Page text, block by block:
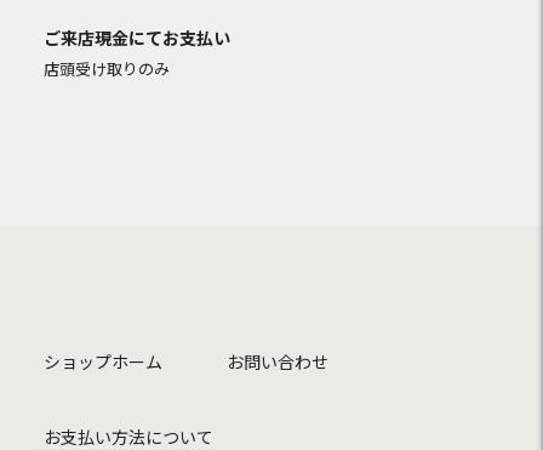
ご来店現金にてお支払い
店頭受け取りのみ
ショップホーム お問い合わせ
お支払い方法について